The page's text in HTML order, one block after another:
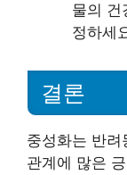
물의 건
정하세
결론
중성화는 반려
관계에 많은